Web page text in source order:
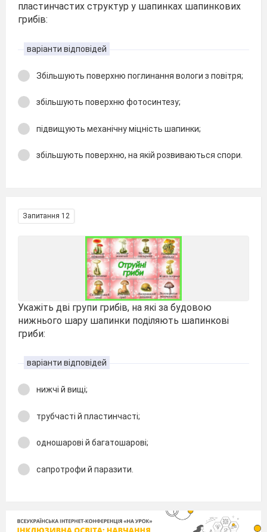
пластинчастих структур у шапинках шапинкових
грибів:
варіанти відповідей
Збільшують поверхню поглинання вологи з повітря;
збільшують поверхню фотосинтезу;
підвищують механічну міцність шапинки;
збільшують поверхню, на якій розвиваються спори.
Запитання 12
Укажіть дві групи грибів, на які за будовою
нижнього шару шапинки поділяють шапинкові
гриби:
варіанти відповідей
нижчі й вищі;
трубчасті й пластинчасті;
одношарові й багатошарові;
сапротрофи й паразити.